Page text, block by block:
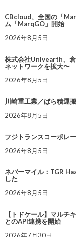
CBcloud、全国の「
ム「MarqGO」開始
2026年8月5日
株式会社Univearth、倉
ネットワークを拡大〜
2026年8月5日
川崎重工業／ばら積運
2026年8月5日
フジトランスコーポレ
2026年8月5日
ネバーマイル：TGR
した
2026年8月5日
【トドケール】マルチ
とのAPI連携を開始
2026年7月30日